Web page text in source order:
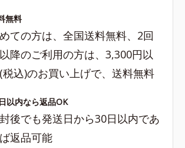
無料
ての方は、全国送料無料、2回
降のご利用の方は、3,300円以
(税込)のお買い上げで、送料無料
以内なら返品OK
後でも発送日から30日以内であ
返品可能